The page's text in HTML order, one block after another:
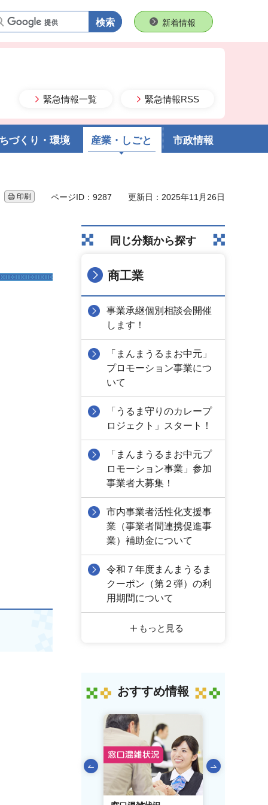
緊急情報一覧 緊急情報RSS
語句で検索新着情報
づくり・環境 産業・しごと 市政情報
印刷 ページID：9287 更新日：2025年11月26日
同じ分類から探す
商工業
事業承継個別相談会開催
します！
「まんまうるまお中元」
プロモーション事業につ
いて
「うるま守りのカレープ
ロジェクト」スタート！
「まんまうるまお中元プ
ロモーション事業」参加
事業者大募集！
市内事業者活性化支援事
業（事業者間連携促進事
業）補助金について
令和７年度まんまうるま
クーポン（第２弾）の利
用期間について
もっと見る
おすすめ情報
前のスライドを表示